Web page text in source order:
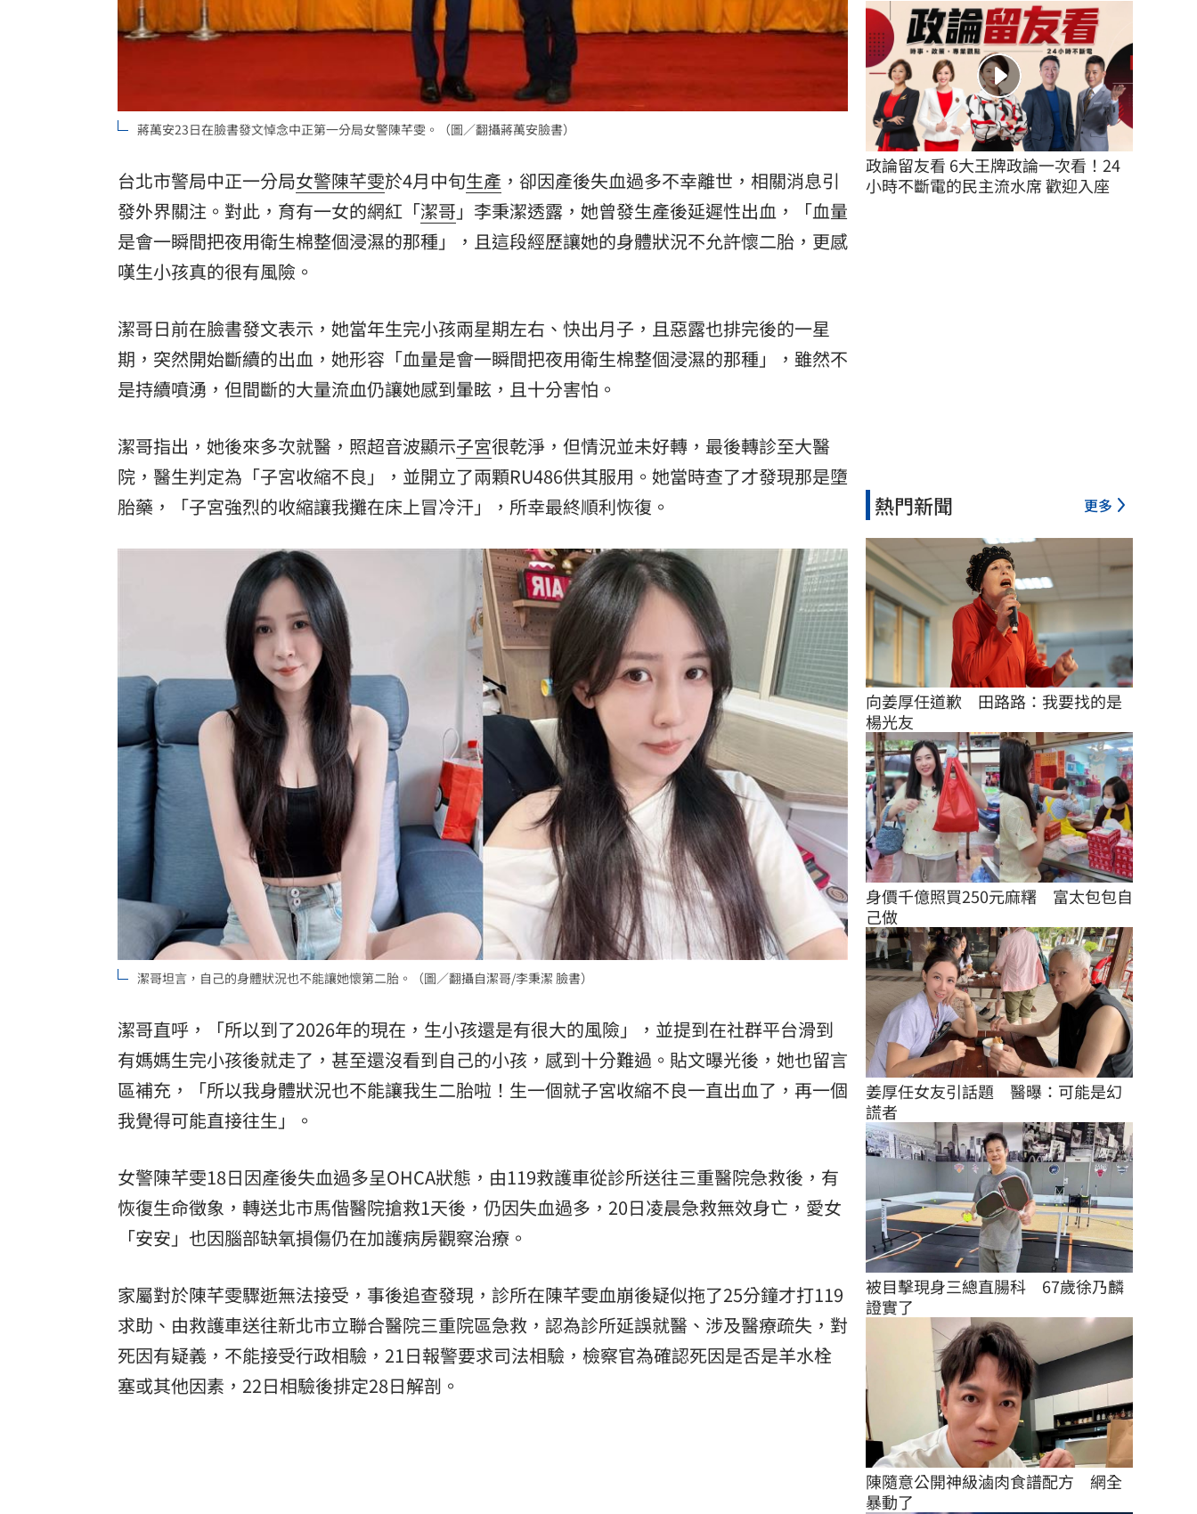
台灣彩券開獎直播中 20:31
三立iNEWS新聞台線上直播
商場戰國來臨 台中「頂奢大道」逐漸成形 12:00
台彩父親節推新刮刮樂千萬頭獎超「爸」氣 12:00
「拍片人的多重宇宙」職涯論壇9/12登場！ 10:30
8國球員齊聚高雄 Formosa 7s掀足球熱潮
蔣萬安23日在臉書發文悼念中正第一分局女警陳芊雯。（圖／翻攝蔣萬安臉書）
台北市警局中正一分局女警陳芊雯於4月中旬生產 ，卻因產後失血過多不幸離世，相關消息引
發外界關注。對此，育有一女的網紅「潔哥 」李秉潔透露，她曾發生產後延遲性出血，「血量
是會一瞬間把夜用衛生棉整個浸濕的那種」，且這段經歷讓她的身體狀況不允許懷二胎，更感
嘆生小孩真的很有風險。
潔哥日前在臉書發文表示，她當年生完小孩兩星期左右、快出月子，且惡露也排完後的一星
期，突然開始斷續的出血，她形容「血量是會一瞬間把夜用衛生棉整個浸濕的那種」，雖然不
是持續噴湧，但間斷的大量流血仍讓她感到暈眩，且十分害怕。
潔哥指出，她後來多次就醫，照超音波顯示子宮很乾淨，但情況並未好轉，最後轉診至大醫
院，醫生判定為「子宮收縮不良」，並開立了兩顆RU486供其服用。她當時查了才發現那是墮
胎藥，「子宮強烈的收縮讓我攤在床上冒冷汗」，所幸最終順利恢復。
潔哥坦言，自己的身體狀況也不能讓她懷第二胎。（圖／翻攝自潔哥/李秉潔 臉書）
潔哥直呼，「所以到了2026年的現在，生小孩還是有很大的風險」，並提到在社群平台滑到
有媽媽生完小孩後就走了，甚至還沒看到自己的小孩，感到十分難過。貼文曝光後，她也留言
區補充，「所以我身體狀況也不能讓我生二胎啦！生一個就子宮收縮不良一直出血了，再一個
我覺得可能直接往生」。
女警陳芊雯18日因產後失血過多呈OHCA狀態，由119救護車從診所送往三重醫院急救後，有
恢復生命徵象，轉送北市馬偕醫院搶救1天後，仍因失血過多，20日凌晨急救無效身亡，愛女
「安安」也因腦部缺氧損傷仍在加護病房觀察治療。
家屬對於陳芊雯驟逝無法接受，事後追查發現，診所在陳芊雯血崩後疑似拖了25分鐘才打119
求助、由救護車送往新北市立聯合醫院三重院區急救，認為診所延誤就醫、涉及醫療疏失，對
死因有疑義，不能接受行政相驗，21日報警要求司法相驗，檢察官為確認死因是否是羊水栓
塞或其他因素，22日相驗後排定28日解剖。
政論留友看 6大王牌政論一次看！24
小時不斷電的民主流水席 歡迎入座
熱門新聞 更多
向姜厚任道歉　田路路：我要找的是
楊光友
身價千億照買250元麻糬　富太包包自
己做
姜厚任女友引話題　醫曝：可能是幻
謊者
被目擊現身三總直腸科　67歲徐乃麟
證實了
陳隨意公開神級滷肉食譜配方　網全
暴動了